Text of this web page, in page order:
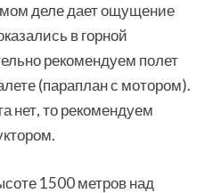
деле дает ощущение
в горной
рекомендуем полет
(параплан с мотором).
нет, то рекомендуем
1500 метров над